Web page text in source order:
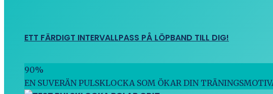
ETT FÄRDIGT INTERVALLPASS PÅ LÖPBAND TILL DIG!
90%
EN SUVERÄN PULSKLOCKA SOM ÖKAR DIN